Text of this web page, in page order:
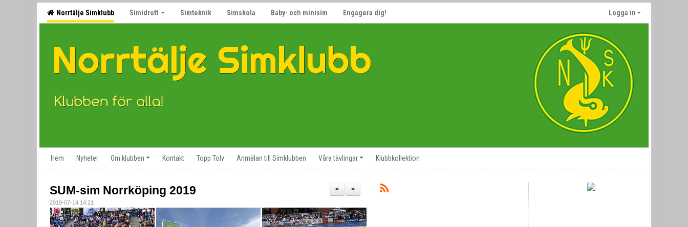
Norrtälje Simklubb Simidrott Simteknik Simskola Baby- och minisim Engagera dig! Logga in
Hem Nyheter Om klubben Kontakt Topp Tolv Anmälan till Simklubben Våra tävlingar Klubbkollektion
>
<
SUM-sim Norrköping 2019
2019-07-14 14:21